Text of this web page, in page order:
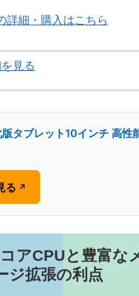
詳細・購入はこちら
見る
タブレット10インチ 高性
る ↗
アCPUと豊富な
ジ拡張の利点